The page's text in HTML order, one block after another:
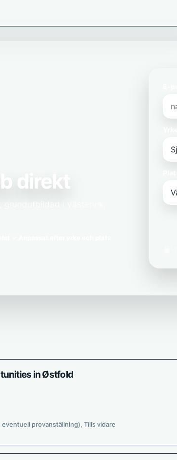
direkt
in Østfold
provanställning), Tills vidare